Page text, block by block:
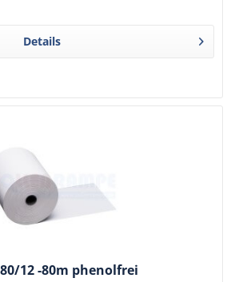
Details
12 -80m phenolfrei